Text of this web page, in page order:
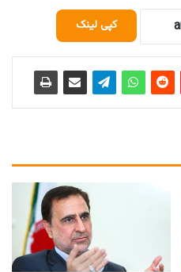
کپی لینک